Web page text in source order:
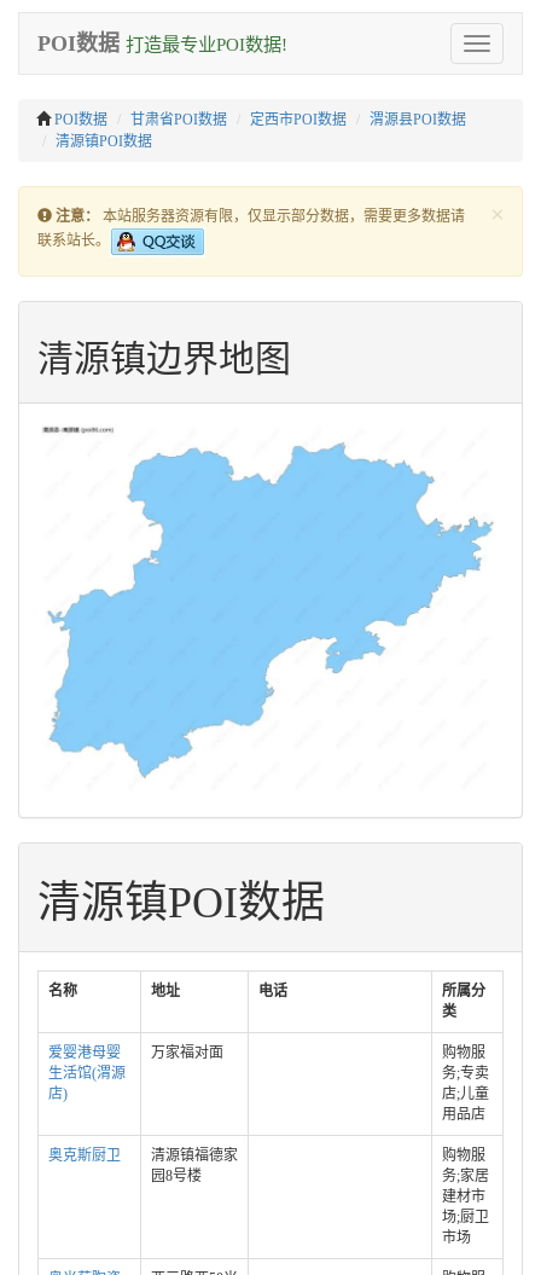
Toggle
navigation
POI数据 打造最专业POI数据!
POI数据 甘肃省POI数据 定西市POI数据
渭源县POI数据
清源镇POI数据
×
注意：
本站服务器资源有限，仅显示部分数据，需要更多数据请
联系站长。
清源镇边界地图
清源镇POI数据
名称 地址 电话
所属分
类
爱婴港母婴
生活馆(渭源
店)
万家福对面
购物服
务;专卖
店;儿童
用品店
奥克斯厨卫
清源镇福德家
园8号楼
购物服
务;家居
建材市
场;厨卫
市场